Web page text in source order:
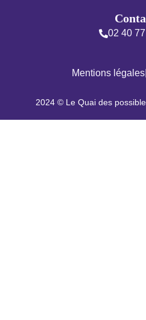
02 40
Mentions légales
2024 © Le Quai des